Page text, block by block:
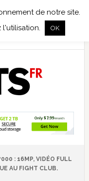
: 16MP, VIDÉO FULL
AU FIGHT CLUB.
de notre site.
l'utilisation.
OK